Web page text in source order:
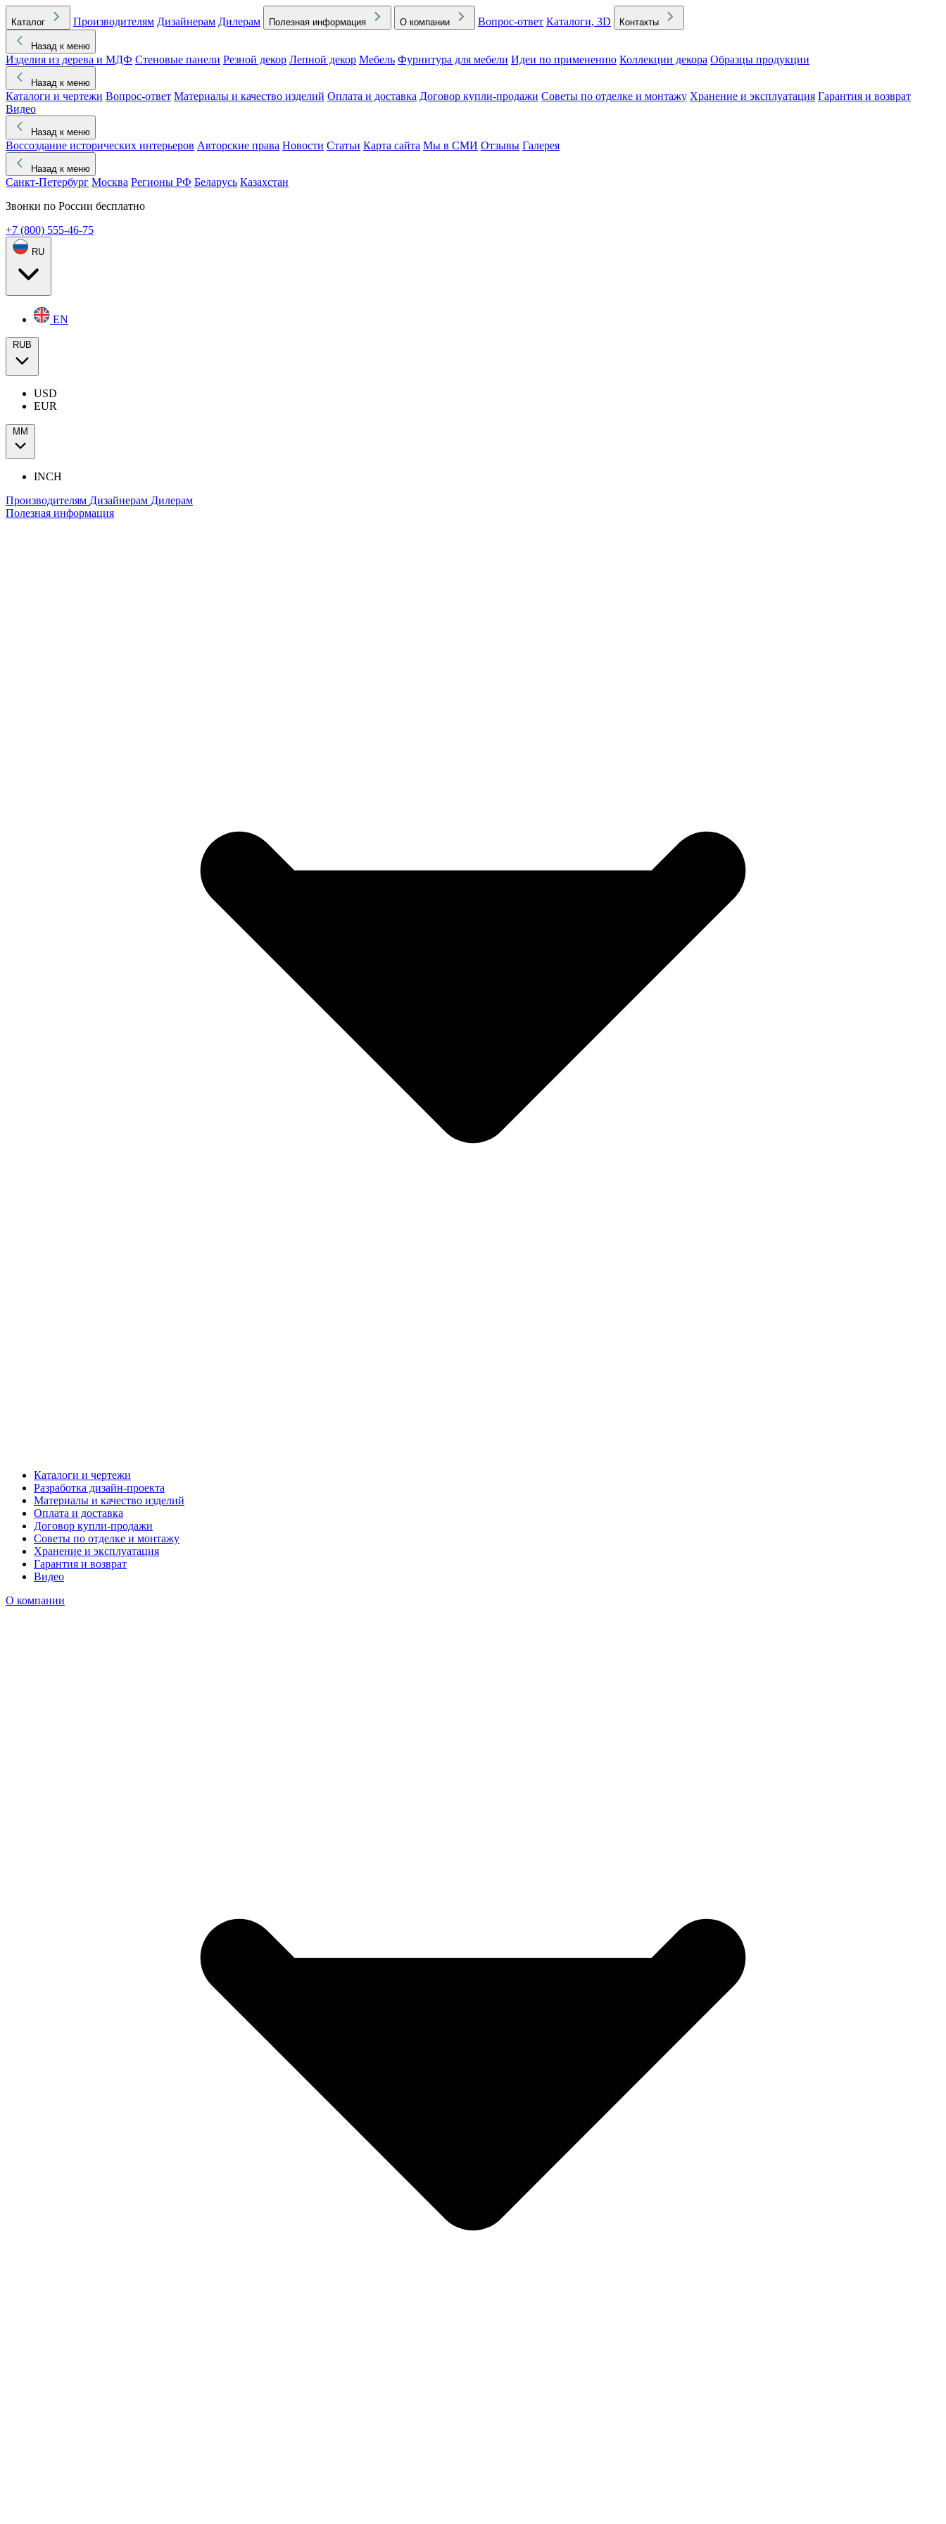
Каталог Производителям Дизайнерам Дилерам Полезная информация О компании Вопрос-ответ Каталоги, 3D Контакты
Назад к меню
Изделия из дерева и МДФ Стеновые панели Резной декор Лепной декор Мебель Фурнитура для мебели Идеи по применению Коллекции декора Образцы продукции
Назад к меню
Каталоги и чертежи Вопрос-ответ Материалы и качество изделий Оплата и доставка Договор купли-продажи Советы по отделке и монтажу Хранение и эксплуатация Гарантия и возврат
Видео
Назад к меню
Воссоздание исторических интерьеров Авторские права Новости Статьи Карта сайта Мы в СМИ Отзывы Галерея
Назад к меню
Санкт-Петербург Москва Регионы РФ Беларусь Казахстан
Звонки по России бесплатно
+7 (800) 555-46-75
RU
EN
RUB
USD
EUR
ММ
INCH
Производителям Дизайнерам Дилерам
Полезная информация
Каталоги и чертежи
Разработка дизайн-проекта
Материалы и качество изделий
Оплата и доставка
Договор купли-продажи
Советы по отделке и монтажу
Хранение и эксплуатация
Гарантия и возврат
Видео
О компании